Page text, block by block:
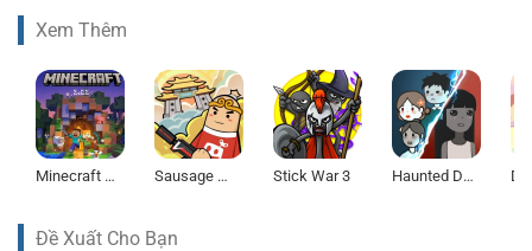
Xem Thêm
Minecraft 1.21 Sausage Man Stick War 3 Haunted Dorm
Đề Xuất Cho Bạn